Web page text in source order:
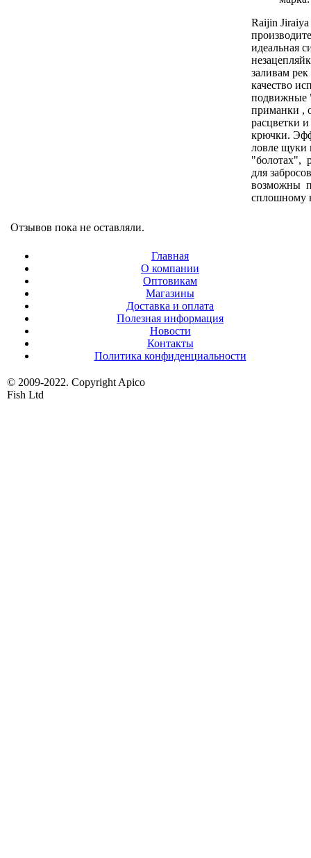
Raijin Jiraiya
идеальная
заливам
качество
подвижные
приманки ,
расцветки
крючки.
ловле щуки
"болотах",
для
возможны
сплошному
Отзывов пока не оставляли.
Главная
О компании
Оптовикам
Магазины
Доставка и оплата
Полезная информация
Новости
Контакты
Политика конфиденциальности
© 2009-2022. Copyright Apico
Fish Ltd